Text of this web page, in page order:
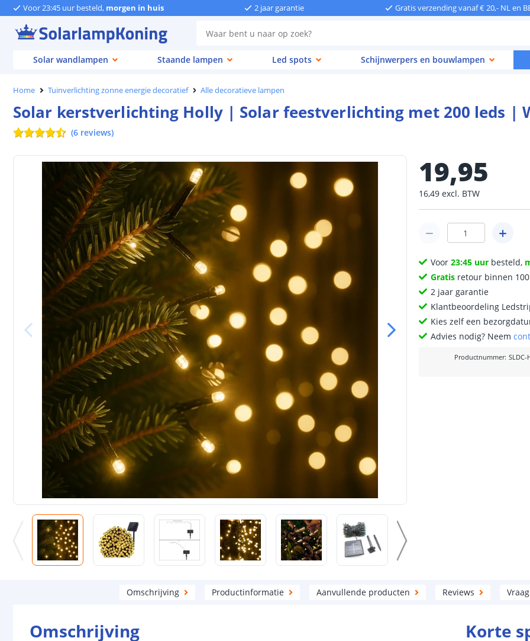
Voor 23:45 uur besteld, morgen in huis 2 jaar garantie Gratis verzending vanaf € 20,- NL en
Solar wandlampen Staande lampen Led spots Schijnwerpers en bouwlampen
Home Tuinverlichting zonne energie decoratief Alle decoratieve lampen
Solar kerstverlichting Holly | Solar feestverlichting met 200 leds |
(6 reviews)
19,95
16,49 excl. BTW
Voor23:45 uur besteld,
Gratis retour binnen
2 jaar garantie
Klantbeoordeling
Kies zelf een
Advies nodig? Neem
Productnummer: SLDC-
Omschrijving Productinformatie Aanvullende producten Reviews
Omschrijving Korte